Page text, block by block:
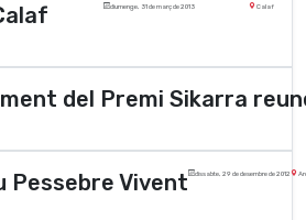
diumenge, 31 de març de 2013 Calaf
del Premi Sikarra
Pessebre Vivent dissabte, 29 de desembre de 2012